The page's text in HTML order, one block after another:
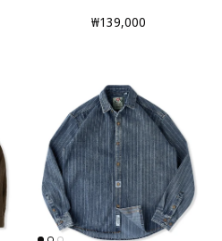
₩139,000